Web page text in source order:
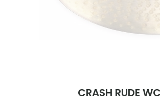
CRASH RUDE